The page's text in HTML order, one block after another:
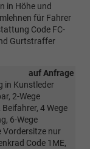
in Höhe und
für Fahrer
Code FC-
Gurtstraffer
auf Anfrage
in Kunstleder
2-Wege
4 Wege
6-Wege
Vordersitze nur
Code 1ME,